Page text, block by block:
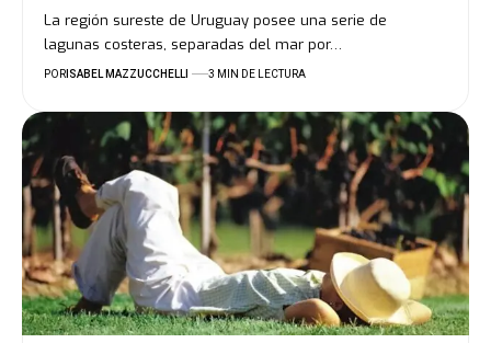
La región sureste de Uruguay posee una serie de
lagunas costeras, separadas del mar por…
POR ISABEL MAZZUCCHELLI 3 MIN DE LECTURA